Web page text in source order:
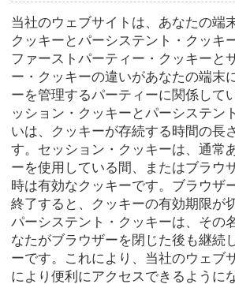
当社のウェブサイトは、あなたの端
クッキーとパーシステント・クッキ
ファーストパーティー・クッキーと
ー・クッキーの違いがあなたの端末
ーを管理するパーティーに関係して
ッション・クッキーとパーシステン
いは、クッキーが存続する時間の長
す。セッション・クッキーは、通常
ーを使用している間、またはブラウ
時は有効なクッキーです。ブラウザ
終了すると、クッキーの有効期限が
パーシステント・クッキーは、その
なたがブラウザーを閉じた後も継続
ーです。これにより、当社のウェブ
により便利にアクセスできるように